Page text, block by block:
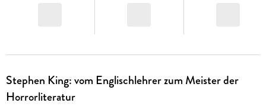
Stephen King: vom Englischlehrer zum Meister der
Horrorliteratur